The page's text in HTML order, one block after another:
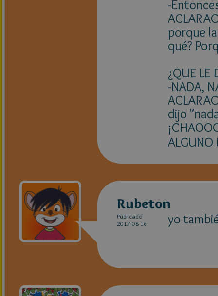
-
porque
qué?
¿QUE LE
-NADA,
dijo
ALGUNO
Rubeton
Publicado
2017-08-16
yo